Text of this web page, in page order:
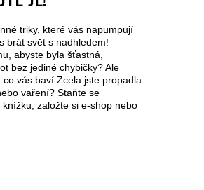
triky, které vás napumpují
brát svět s nadhledem!
abyste byla šťastná,
bez jediné chybičky? Ale
co vás baví Zcela jste propadla
vaření? Staňte se
založte si e-shop nebo